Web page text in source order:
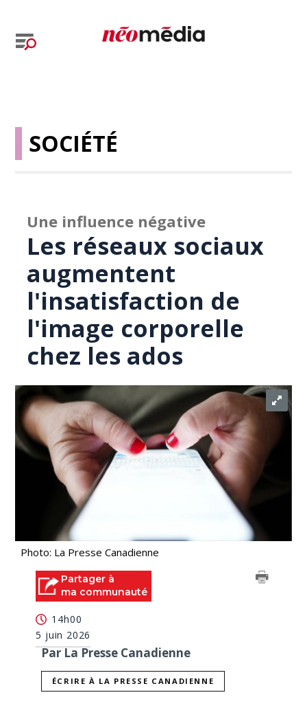
SOCIÉTÉ
Une influence négative
Les réseaux sociaux
augmentent
l'insatisfaction de
l'image corporelle
chez les ados
Photo: La Presse Canadienne
Partager à
ma communauté
14h00
5 juin 2026
Par La Presse Canadienne
ÉCRIRE À LA PRESSE CANADIENNE